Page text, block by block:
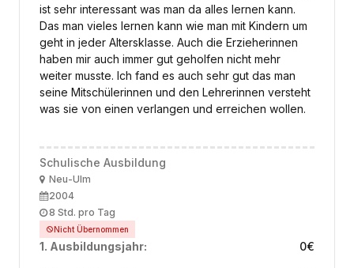
ist sehr interessant was man da alles lernen kann.
Das man vieles lernen kann wie man mit Kindern um
geht in jeder Altersklasse. Auch die Erzieherinnen
haben mir auch immer gut geholfen nicht mehr
weiter musste. Ich fand es auch sehr gut das man
seine Mitschülerinnen und den Lehrerinnen versteht
was sie von einen verlangen und erreichen wollen.
Schulische Ausbildung
OrtNeu-Ulm
Ausbildungsbeginn
2004
Arbeitszeit
8 Std. pro Tag
Nicht Übernommen
1. Ausbildungsjahr: 0€